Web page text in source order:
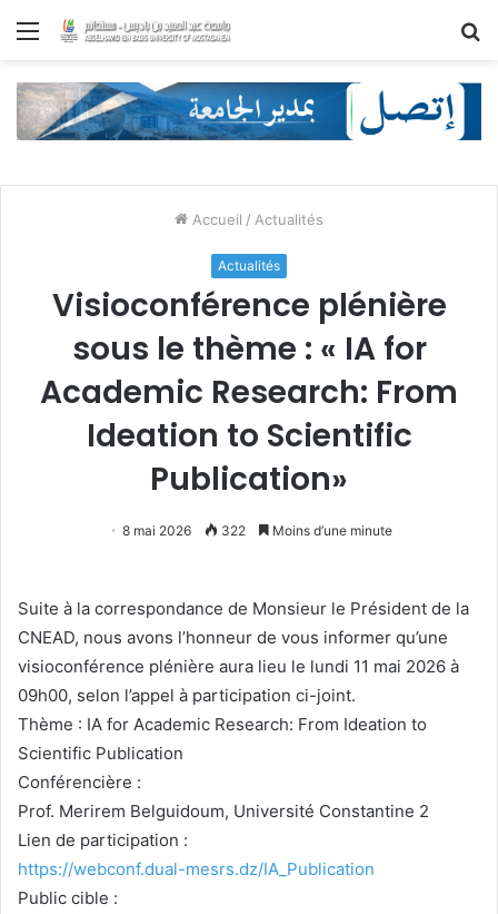
Menu
Accueil / Actualités
Actualités
Visioconférence plénière
sous le thème : « IA for
Academic Research: From
Ideation to Scientific
Publication»
8 mai 2026 322 Moins d’une minute
Suite à la correspondance de Monsieur le Président de la
CNEAD, nous avons l’honneur de vous informer qu’une
visioconférence plénière aura lieu le lundi 11 mai 2026 à
09h00, selon l’appel à participation ci-joint.
Thème : IA for Academic Research: From Ideation to
Scientific Publication
Conférencière :
Prof. Merirem Belguidoum, Université Constantine 2
Lien de participation :
https://webconf.dual-mesrs.dz/IA_Publication
Public cible :